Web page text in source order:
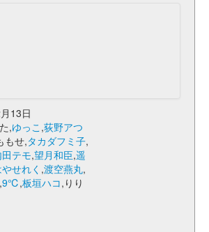
13日
,ゆっこ ,荻野アつ
もせ,タカダフミ子,
田テモ,望月和臣,遥
せれく ,渡空燕丸,
9℃,板垣ハコ,りり